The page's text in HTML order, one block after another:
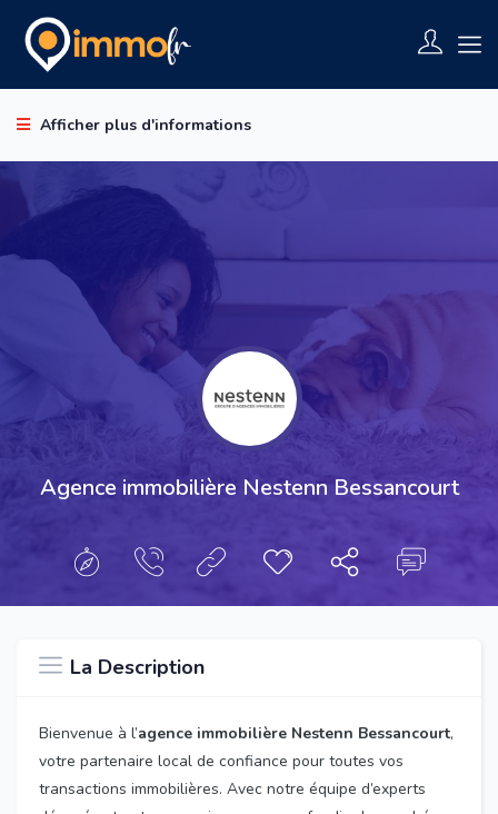
Afficher plus d'informations
Agence immobilière Nestenn Bessancourt
La Description
Bienvenue à l’agence immobilière Nestenn Bessancourt,
votre partenaire local de confiance pour toutes vos
transactions immobilières. Avec notre équipe d’experts